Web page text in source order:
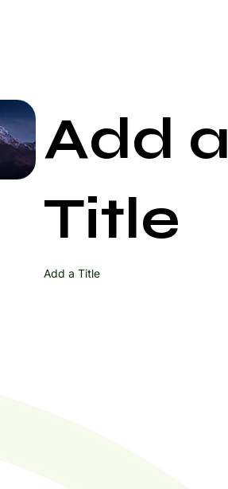
Add a
Title
Add a Title